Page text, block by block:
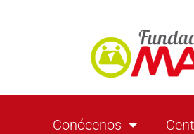
Conócenos